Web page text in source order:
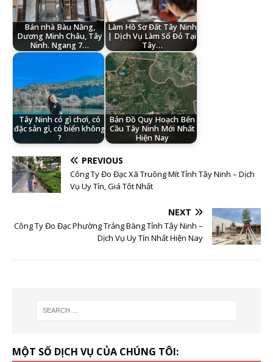
Bán nhà Bàu Năng,
Dương Minh Châu, Tây
Ninh. Ngang 7…
Làm Hồ Sơ Đất Tây Ninh
| Dịch Vụ Làm Sổ Đỏ Tại
Tây…
Tây Ninh có gì chơi, có
đặc sản gì, có biển không
?
Bản Đồ Quy Hoạch Bến
Cầu Tây Ninh Mới Nhất
Hiện Nay
PREVIOUS
Công Ty Đo Đạc Xã Truông Mít Tỉnh Tây Ninh – Dịch
Vụ Uy Tín, Giá Tốt Nhất
NEXT
Công Ty Đo Đạc Phường Trảng Bàng Tỉnh Tây Ninh –
Dịch Vụ Uy Tín Nhất Hiện Nay
MỘT SỐ DỊCH VỤ CỦA CHÚNG TÔI: